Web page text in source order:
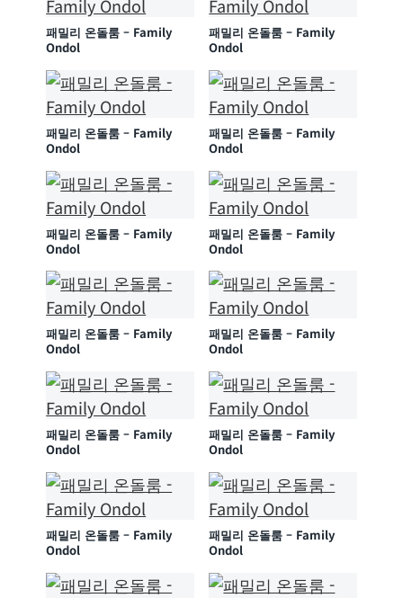
패밀리 온돌룸 – Family
Ondol
패밀리 온돌룸 – Family
Ondol
패밀리 온돌룸 – Family
Ondol
패밀리 온돌룸 – Family
Ondol
패밀리 온돌룸 – Family
Ondol
패밀리 온돌룸 – Family
Ondol
패밀리 온돌룸 – Family
Ondol
패밀리 온돌룸 – Family
Ondol
패밀리 온돌룸 – Family
Ondol
패밀리 온돌룸 – Family
Ondol
패밀리 온돌룸 – Family
Ondol
패밀리 온돌룸 – Family
Ondol